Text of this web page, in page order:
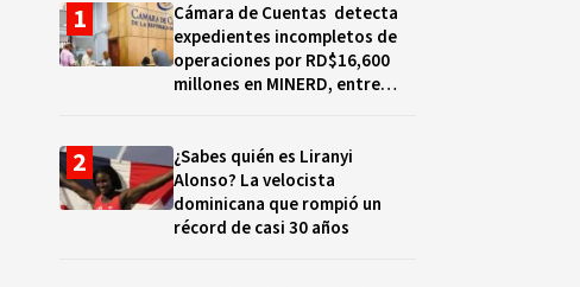
Cámara de Cuentas detecta
expedientes incompletos de
operaciones por RD$16,600
millones en MINERD, entre
¿Sabes quién es Liranyi
Alonso? La velocista
dominicana que rompió un
récord de casi 30 años